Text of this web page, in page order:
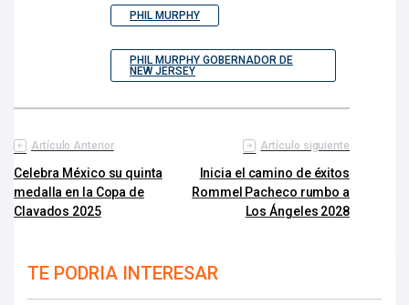
PHIL MURPHY
PHIL MURPHY GOBERNADOR DE
NEW JERSEY
Artículo Anterior
Celebra México su quinta
medalla en la Copa de
Clavados 2025
Artículo siguiente
Inicia el camino de éxitos
Rommel Pacheco rumbo a
Los Ángeles 2028
TE PODRIA INTERESAR